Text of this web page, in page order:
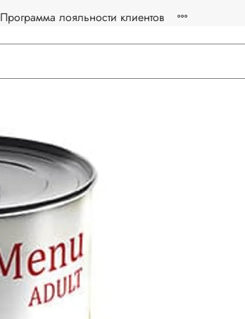
Программа лояльности клиентов